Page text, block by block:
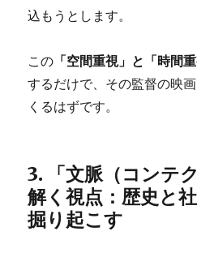
込もうとします。
この 「空間重視」と「時間
するだけで、その監督の映
くるはずです。
3. 「文脈（コンテ
解く視点：歴史と
掘り起こす